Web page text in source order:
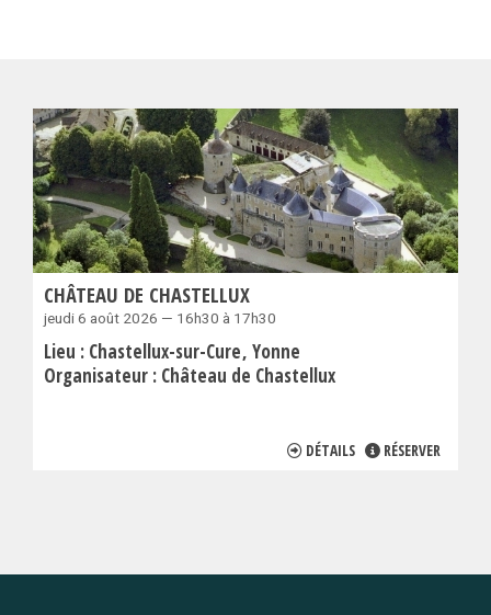
CHÂTEAU DE CHASTELLUX
jeudi 6 août 2026 — 16h30 à 17h30
Lieu : Chastellux-sur-Cure Yonne
Organisateur : Château de Chastellux
DÉTAILS RÉSERVER